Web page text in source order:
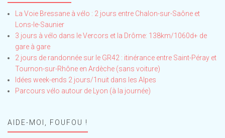
La Voie Bressane à vélo : 2 jours entre Chalon-sur-Saône et
Lons-le-Saunier
3 jours à vélo dans le Vercors et la Drôme: 138km/1060d+ de
gare à gare
2 jours de randonnée sur le GR42 : itinérance entre Saint-Péray et
Tournon-sur-Rhône en Ardèche (sans voiture)
Idées week-ends 2 jours/1nuit dans les Alpes
Parcours vélo autour de Lyon (à la journée)
AIDE-MOI, FOUFOU !